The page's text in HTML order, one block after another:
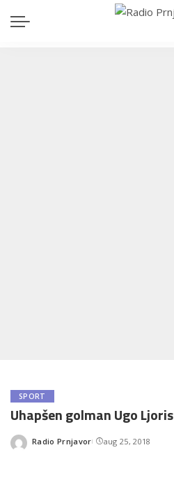
SPORT
Uhapšen golman Ugo Ljoris
Posted
Radio Prnjavor aug 25, 2018